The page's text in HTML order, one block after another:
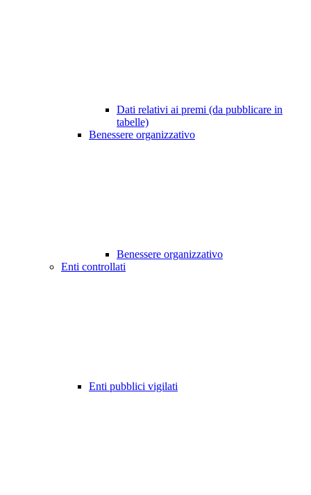
Dati relativi ai premi (da pubblicare in
tabelle)
Benessere organizzativo
Benessere organizzativo
Enti controllati
Enti pubblici vigilati